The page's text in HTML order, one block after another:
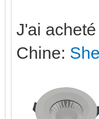
J'ai
Chine: